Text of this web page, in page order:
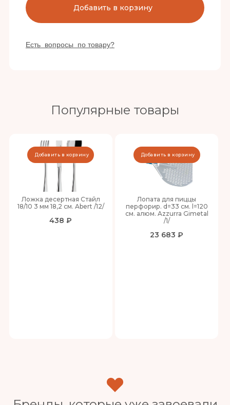
Добавить в корзину
Есть вопросы по товару?
Популярные товары
Ложка десертная Стайл
18/10 3 мм 18,2 см. Abert /12/
438 ₽
Добавить в корзину
Лопата для пиццы
перфорир. d=33 см. l=120
см. алюм. Azzurra Gimetal
/1/
23 683 ₽
Добавить в корзину